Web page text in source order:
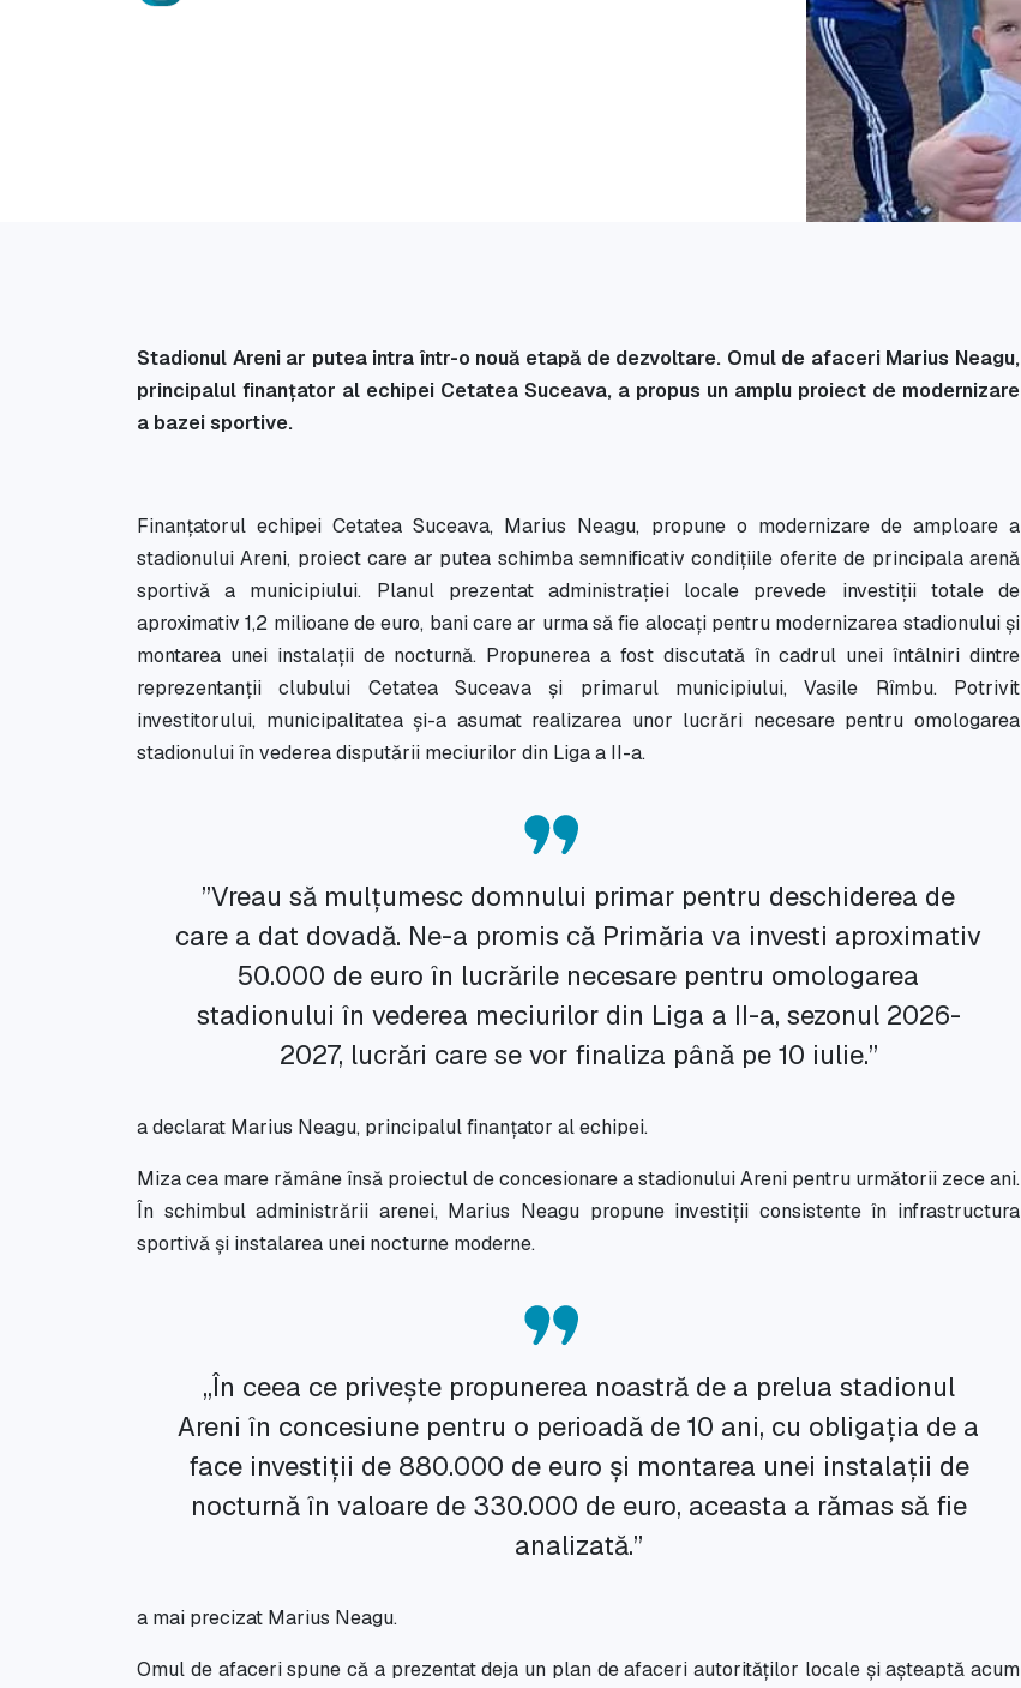
Stadionul Areni ar putea intra într-o nouă etapă de dezvoltare. Omul de afaceri Marius Neagu,
principalul finanțator al echipei Cetatea Suceava, a propus un amplu proiect de modernizare
a bazei sportive.
Finanțatorul echipei Cetatea Suceava, Marius Neagu, propune o modernizare de amploare a
stadionului Areni, proiect care ar putea schimba semnificativ condițiile oferite de principala arenă
sportivă a municipiului. Planul prezentat administrației locale prevede investiții totale de
aproximativ 1,2 milioane de euro, bani care ar urma să fie alocați pentru modernizarea stadionului și
montarea unei instalații de nocturnă. Propunerea a fost discutată în cadrul unei întâlniri dintre
reprezentanții clubului Cetatea Suceava și primarul municipiului, Vasile Rîmbu. Potrivit
investitorului, municipalitatea și-a asumat realizarea unor lucrări necesare pentru omologarea
stadionului în vederea disputării meciurilor din Liga a II-a.
”Vreau să mulțumesc domnului primar pentru deschiderea de
care a dat dovadă. Ne-a promis că Primăria va investi aproximativ
50.000 de euro în lucrările necesare pentru omologarea
stadionului în vederea meciurilor din Liga a II-a, sezonul 2026-
2027, lucrări care se vor finaliza până pe 10 iulie.”
a declarat Marius Neagu, principalul finanțator al echipei.
Miza cea mare rămâne însă proiectul de concesionare a stadionului Areni pentru următorii zece ani.
În schimbul administrării arenei, Marius Neagu propune investiții consistente în infrastructura
sportivă și instalarea unei nocturne moderne.
„În ceea ce privește propunerea noastră de a prelua stadionul
Areni în concesiune pentru o perioadă de 10 ani, cu obligația de a
face investiții de 880.000 de euro și montarea unei instalații de
nocturnă în valoare de 330.000 de euro, aceasta a rămas să fie
analizată.”
a mai precizat Marius Neagu.
Omul de afaceri spune că a prezentat deja un plan de afaceri autorităților locale și așteaptă acum